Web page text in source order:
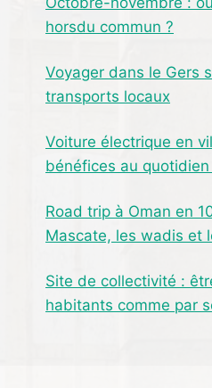
ET
horsdu commun ?
Voyager dans le Gers
transports locaux
Voiture électrique en
bénéfices au quotidien
Road trip à Oman en
Mascate, les wadis et
Site de collectivité :
habitants comme par